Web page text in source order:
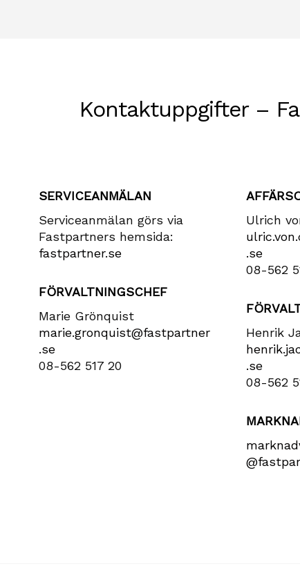
Kontaktuppgifter –
SERVICEANMÄLAN
Serviceanmälan görs via
Fastpartners hemsida:
fastpartner.se
FÖRVALTNINGSCHEF
Marie Grönquist
marie​.gronquist​@fastpartner​
.se
08-562 517 20
Ulrich
.se
08-562
Henrik
.se
08-562